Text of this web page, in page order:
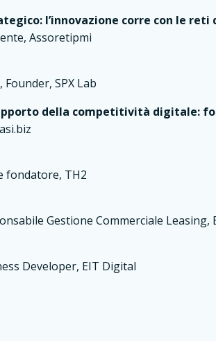
l’innovazione corre con le reti
Assoretipmi
, Founder, SPX Lab
della competitività digitale:
fondatore, TH2
Gestione Commerciale Leasing,
Developer, EIT Digital